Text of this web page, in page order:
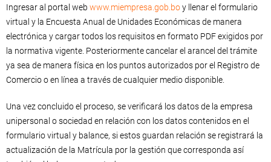
Ingresar al portal web www.miempresa.gob.boy llenar el formulario
virtual y la Encuesta Anual de Unidades Económicas de manera
electrónica y cargar todos los requisitos en formato PDF exigidos por
la normativa vigente. Posteriormente cancelar el arancel del trámite
ya sea de manera física en los puntos autorizados por el Registro de
Comercio o en línea a través de cualquier medio disponible.
Una vez concluido el proceso, se verificará los datos de la empresa
unipersonal o sociedad en relación con los datos contenidos en el
formulario virtual y balance, si estos guardan relación se registrará la
actualización de la Matrícula por la gestión que corresponda así